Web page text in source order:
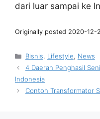
dari luar sampai ke
Originally posted 2020-12-
Kategori
Bisnis Lifestyle
News
4 Daerah Penghasil
Indonesia
Contoh Transformator